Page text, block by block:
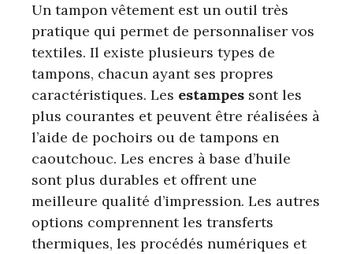
Un tampon vêtement est un outil très
pratique qui permet de personnaliser vos
textiles. Il existe plusieurs types de
tampons, chacun ayant ses propres
caractéristiques. Les estampes sont les
plus courantes et peuvent être réalisées à
l’aide de pochoirs ou de tampons en
caoutchouc. Les encres à base d’huile
sont plus durables et offrent une
meilleure qualité d’impression. Les autres
options comprennent les transferts
thermiques, les procédés numériques et